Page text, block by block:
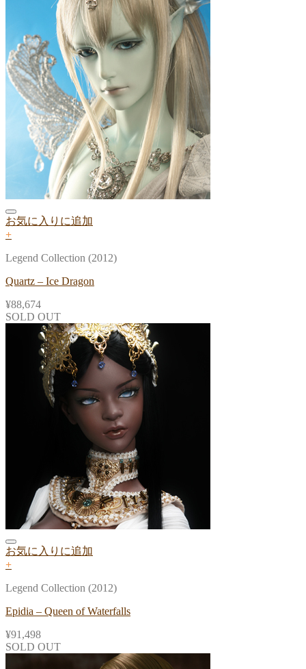
お気に入りに追加
+
Legend Collection (2012)
Quartz – Ice Dragon
¥88,674
SOLD OUT
お気に入りに追加
+
Legend Collection (2012)
Epidia – Queen of Waterfalls
¥91,498
SOLD OUT